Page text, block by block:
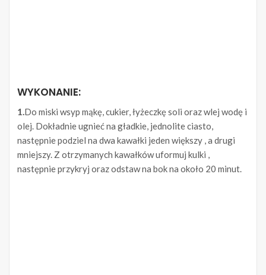
WYKONANIE:
1.Do miski wsyp mąkę, cukier, łyżeczkę soli oraz wlej wodę i
olej. Dokładnie ugnieć na gładkie, jednolite ciasto,
następnie podziel na dwa kawałki jeden większy , a drugi
mniejszy. Z otrzymanych kawałków uformuj kulki ,
następnie przykryj oraz odstaw na bok na około 20 minut.